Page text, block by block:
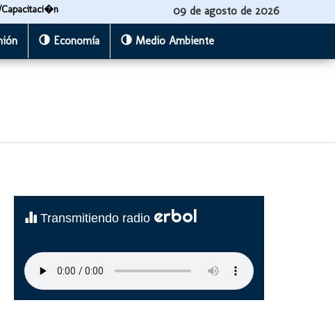
09 de agosto de 2026
Economía Medio Ambiente
Transmitiendo radio erbol